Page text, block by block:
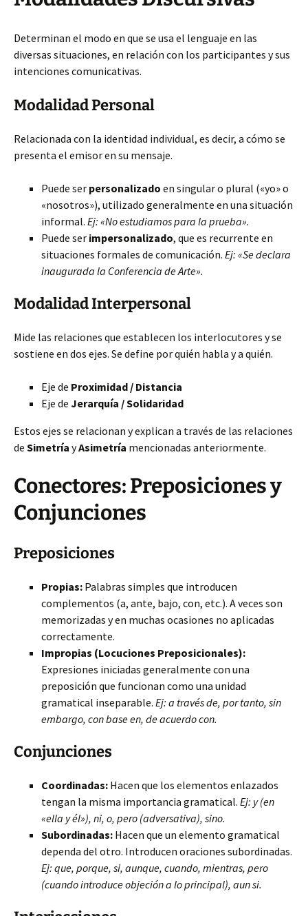
Determinan el modo en que se usa el lenguaje en las
diversas situaciones, en relación con los participantes y sus
intenciones comunicativas.
Modalidad Personal
Relacionada con la identidad individual, es decir, a cómo se
presenta el emisor en su mensaje.
Puede ser personalizado en singular o plural («yo» o
«nosotros»), utilizado generalmente en una situación
informal. Ej: «No estudiamos para la prueba».
Puede ser impersonalizado, que es recurrente en
situaciones formales de comunicación. Ej: «Se declara
inaugurada la Conferencia de Arte».
Modalidad Interpersonal
Mide las relaciones que establecen los interlocutores y se
sostiene en dos ejes. Se define por quién habla y a quién.
Eje de Proximidad / Distancia
Eje de Jerarquía / Solidaridad
Estos ejes se relacionan y explican a través de las relaciones
de Simetría yAsimetría mencionadas anteriormente.
Conectores: Preposiciones y
Conjunciones
Preposiciones
Propias: Palabras simples que introducen
complementos (a, ante, bajo, con, etc.). A veces son
memorizadas y en muchas ocasiones no aplicadas
correctamente.
Impropias (Locuciones Preposicionales):
Expresiones iniciadas generalmente con una
preposición que funcionan como una unidad
gramatical inseparable. Ej: a través de, por tanto, sin
embargo, con base en, de acuerdo con.
Conjunciones
Coordinadas: Hacen que los elementos enlazados
tengan la misma importancia gramatical. Ej: y (en
«ella y él»), ni, o, pero (adversativa), sino.
Subordinadas: Hacen que un elemento gramatical
dependa del otro. Introducen oraciones subordinadas.
Ej: que, porque, si, aunque, cuando, mientras, pero
(cuando introduce objeción a lo principal), aun si.